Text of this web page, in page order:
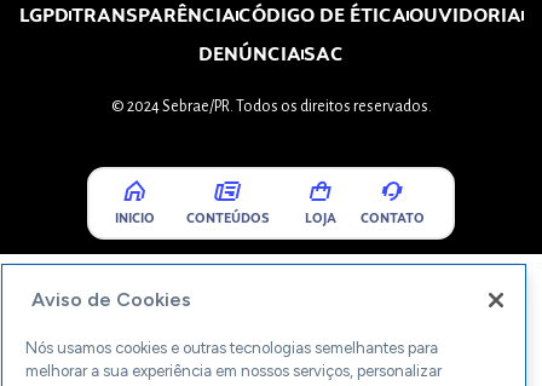
LGPDTRANSPARÊNCIACÓDIGO DE ÉTICAOUVIDORIA
DENÚNCIASAC
© 2024 Sebrae/PR. Todos os direitos reservados.
INICIO CONTEÚDOS LOJA CONTATO
Aviso de Cookies
Nós usamos cookies e outras tecnologias semelhantes para
melhorar a sua experiência em nossos serviços, personalizar